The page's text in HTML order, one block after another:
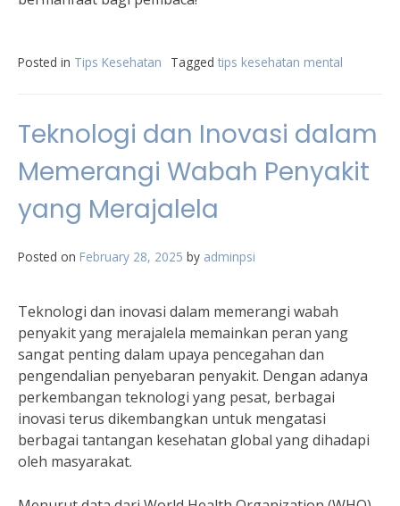
Posted in Tips Kesehatan Tagged tips kesehatan mental
Teknologi dan Inovasi dalam
Memerangi Wabah Penyakit
yang Merajalela
Posted on February 28, 2025 by adminpsi
Teknologi dan inovasi dalam memerangi wabah
penyakit yang merajalela memainkan peran yang
sangat penting dalam upaya pencegahan dan
pengendalian penyebaran penyakit. Dengan adanya
perkembangan teknologi yang pesat, berbagai
inovasi terus dikembangkan untuk mengatasi
berbagai tantangan kesehatan global yang dihadapi
oleh masyarakat.